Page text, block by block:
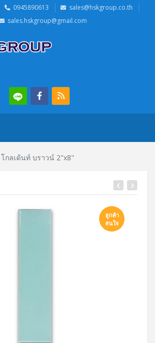
0945890613
sales@hskgroup.co.th
sales.hskgroup@gmail.com
โกลเด้นท์ บราวน์ 2"x8"
ลูกค้า
สนใจ